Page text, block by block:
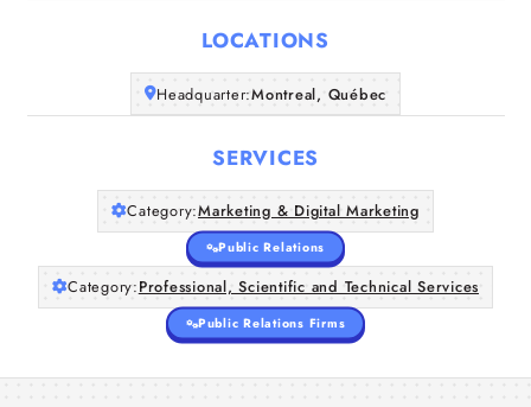
LOCATIONS
Headquarter:Montreal, Québec
SERVICES
Category:Marketing & Digital Marketing
Public Relations
Category:Professional, Scientific and Technical Services
Public Relations Firms